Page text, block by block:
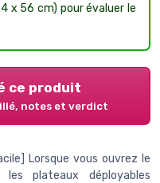
x 56 cm) pour évaluer le
ce produit
notes et verdict
Lorsque vous ouvrez le
plateaux déployables